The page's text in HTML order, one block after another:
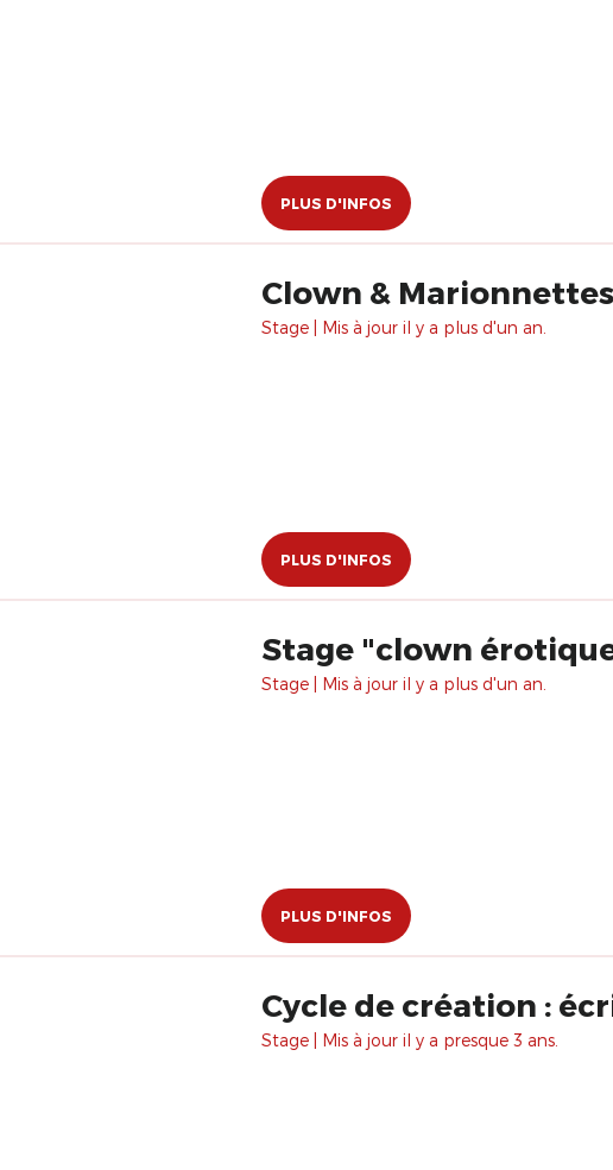
PLUS D'INFOS
Clown &
Stage | Mis à jour il y a plus d'un an.
PLUS D'INFOS
Stage "clown
Stage | Mis à jour il y a plus d'un an.
PLUS D'INFOS
Cycle de création :
Stage | Mis à jour il y a presque 3 ans.